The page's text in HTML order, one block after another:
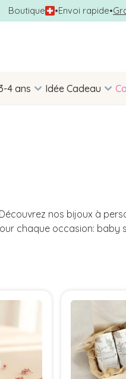
Boutique •Envoi rapide•
4 ans Idée Cadeau
nos bijoux à
chaque occasion: baby